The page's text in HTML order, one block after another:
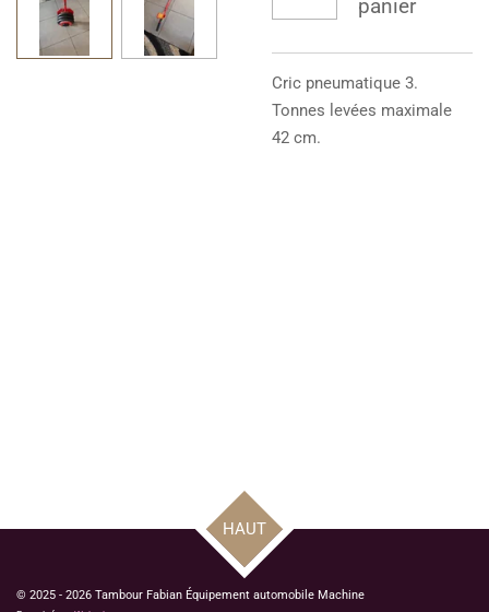
panier
Cric pneumatique 3.
Tonnes levées maximale
42 cm.
HAUT
© 2025 - 2026 Tambour Fabian Équipement automobile Machine